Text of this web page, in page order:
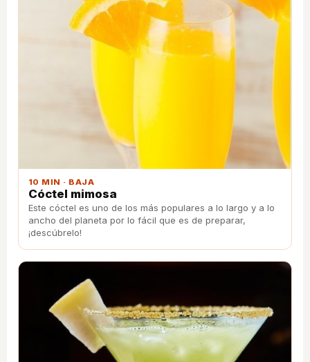
10 MIN · BAJA
Cóctel mimosa
Este cóctel es uno de los más populares a lo largo y a lo
ancho del planeta por lo fácil que es de preparar,
¡descúbrelo!